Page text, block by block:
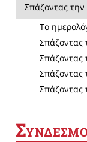
Σπάζοντας την
Το
Σπάζοντας
Σπάζοντας
Σπάζοντας
Σπάζοντας
Σ